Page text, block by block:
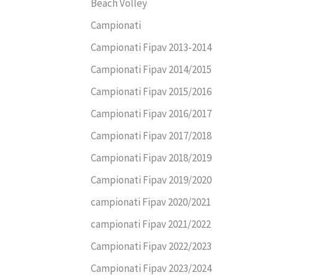
Beach Volley
Campionati
Campionati Fipav 2013-2014
Campionati Fipav 2014/2015
Campionati Fipav 2015/2016
Campionati Fipav 2016/2017
Campionati Fipav 2017/2018
Campionati Fipav 2018/2019
Campionati Fipav 2019/2020
campionati Fipav 2020/2021
campionati Fipav 2021/2022
Campionati Fipav 2022/2023
Campionati Fipav 2023/2024